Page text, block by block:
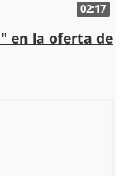
02:17
en la oferta de